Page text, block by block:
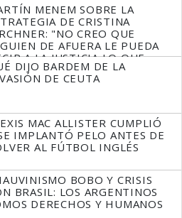
MENEM SOBRE LA
DE CRISTINA
"NO CREO QUE
DE AFUERA LE PUEDA
A LA JUSTICIA LO QUE
QUE HACER"
DIJO BARDEM DE LA
DE CEUTA
MAC ALLISTER CUMPLIÓ
IMPLANTÓ PELO ANTES DE
AL FÚTBOL INGLÉS
BOBO Y CRISIS
BRASIL: LOS ARGENTINOS
DERECHOS Y HUMANOS